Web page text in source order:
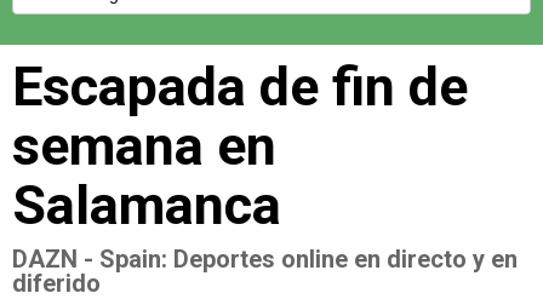
Escapada de fin de
semana en
Salamanca
DAZN - Spain: Deportes online en directo y en
diferido